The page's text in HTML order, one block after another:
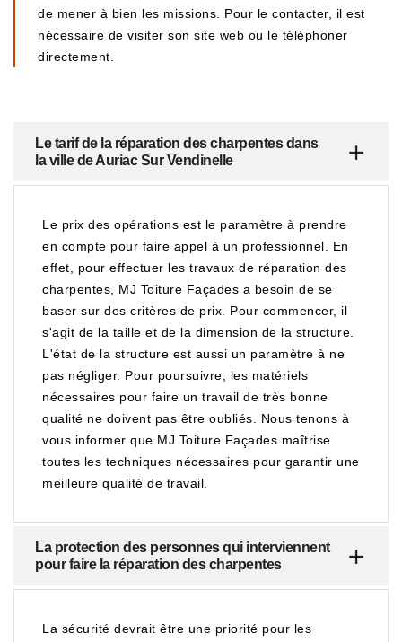
de mener à bien les missions. Pour le contacter, il est
nécessaire de visiter son site web ou le téléphoner
directement.
Le tarif de la réparation des charpentes dans
la ville de Auriac Sur Vendinelle
Le prix des opérations est le paramètre à prendre
en compte pour faire appel à un professionnel. En
effet, pour effectuer les travaux de réparation des
charpentes, MJ Toiture Façades a besoin de se
baser sur des critères de prix. Pour commencer, il
s'agit de la taille et de la dimension de la structure.
L'état de la structure est aussi un paramètre à ne
pas négliger. Pour poursuivre, les matériels
nécessaires pour faire un travail de très bonne
qualité ne doivent pas être oubliés. Nous tenons à
vous informer que MJ Toiture Façades maîtrise
toutes les techniques nécessaires pour garantir une
meilleure qualité de travail.
La protection des personnes qui interviennent
pour faire la réparation des charpentes
La sécurité devrait être une priorité pour les